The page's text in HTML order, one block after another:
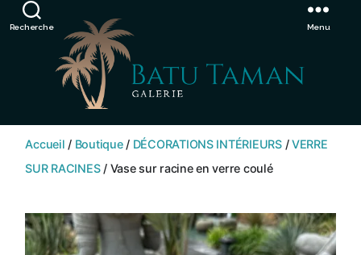
Showroom de Bali, décorations extérieurs et intérieurs Ignorer
Recherche
TAMAN
Menu
Accueil / Boutique/ DÉCORATIONS INTÉRIEURS/VERRE
SUR RACINES/ Vase sur racine en verre coulé